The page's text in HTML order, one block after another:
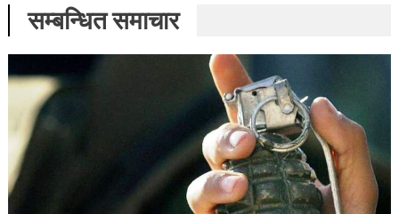
सम्बन्धित समाचार